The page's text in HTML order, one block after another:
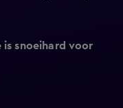
is snoeihard voor